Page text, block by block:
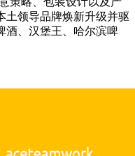
土领导品牌焕新升级并驱
酒、汉堡王、哈尔滨啤